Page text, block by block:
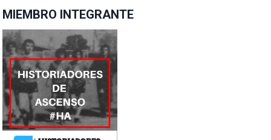
MIEMBRO INTEGRANTE